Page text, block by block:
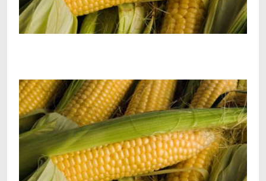
Link